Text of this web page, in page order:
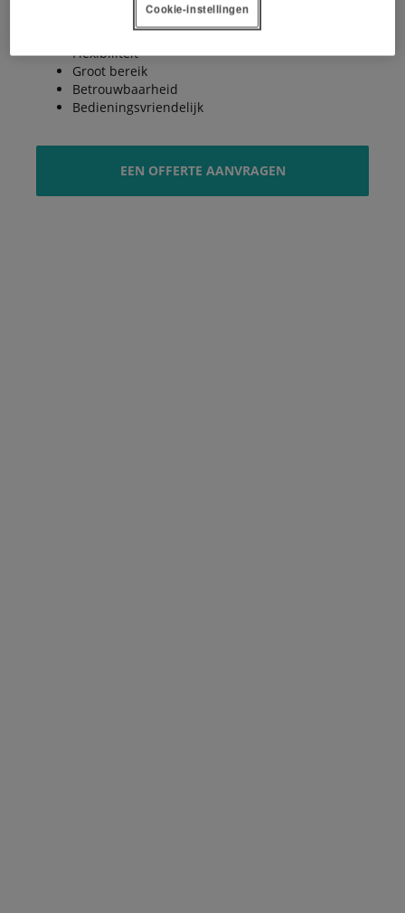
Eenvoudige bediening
Uiterste nauwkeurigheid
Flexibiliteit
Groot bereik
Betrouwbaarheid
Bedieningsvriendelijk
EEN OFFERTE AANVRAGEN
Cookie-instellingen